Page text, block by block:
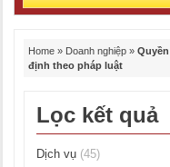
Home » Doanh nghiệp »
định theo pháp luật
Lọc kết quả
Dịch vụ (45)